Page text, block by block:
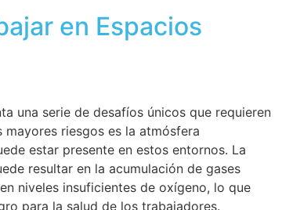
en Espacios
una serie de desafíos únicos que requieren
riesgos es la atmósfera
estar presente en estos entornos. La
resultar en la acumulación de gases
niveles insuficientes de oxígeno, lo que
para la salud de los trabajadores.